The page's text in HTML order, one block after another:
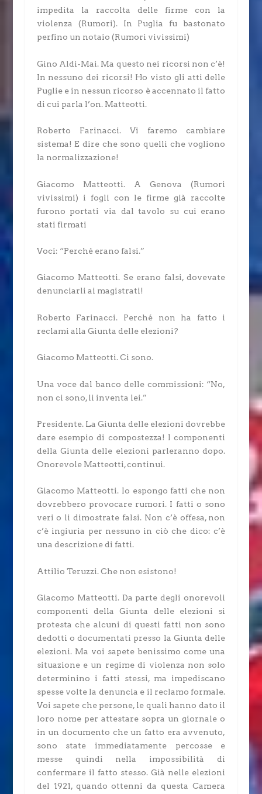
impedita la raccolta delle firme con la
violenza (Rumori). In Puglia fu bastonato
perfino un notaio (Rumori vivissimi)
Gino Aldi-Mai.Ma questo nei ricorsi non c’è!
In nessuno dei ricorsi! Ho visto gli atti delle
Puglie e in nessun ricorso è accennato il fatto
di cui parla l’on. Matteotti.
Roberto Farinacci.Vi faremo cambiare
sistema! E dire che sono quelli che vogliono
la normalizzazione!
Giacomo Matteotti.A Genova(Rumori
vivissimi) i fogli con le firme già raccolte
furono portati via dal tavolo su cui erano
stati firmati
Voci: “Perché erano falsi.”
Giacomo Matteotti.Se erano falsi, dovevate
denunciarli ai magistrati!
Roberto Farinacci. Perché non ha fatto i
reclami alla Giunta delle elezioni?
Giacomo Matteotti.Ci sono.
Una voce dal banco delle commissioni: “No,
non ci sono, li inventa lei.”
Presidente.La Giunta delle elezioni dovrebbe
dare esempio di compostezza! I componenti
della Giunta delle elezioni parleranno dopo.
Onorevole Matteotti, continui.
Giacomo Matteotti. Io espongo fatti che non
dovrebbero provocare rumori. I fatti o sono
veri o li dimostrate falsi. Non c’è offesa, non
c’è ingiuria per nessuno in ciò che dico: c’è
una descrizione di fatti.
Attilio Teruzzi.Che non esistono!
Giacomo Matteotti.Da parte degli onorevoli
componenti della Giunta delle elezioni si
protesta che alcuni di questi fatti non sono
dedotti o documentati presso la Giunta delle
elezioni. Ma voi sapete benissimo come una
situazione e un regime di violenza non solo
determinino i fatti stessi, ma impediscano
spesse volte la denuncia e il reclamo formale.
Voi sapete che persone, le quali hanno dato il
loro nome per attestare sopra un giornale o
in un documento che un fatto era avvenuto,
sono state immediatamente percosse e
messe quindi nella impossibilità di
confermare il fatto stesso. Già nelle elezioni
del 1921, quando ottenni da questa Camera